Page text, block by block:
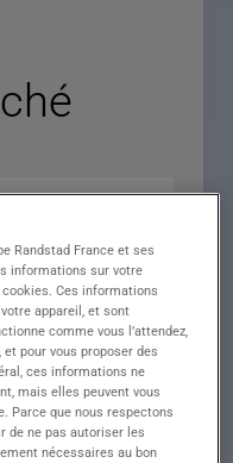
Contrat
Randstad France et ses
informations sur votre
Ces informations
appareil, et sont
comme vous l’attendez,
pour vous proposer des
ces informations ne
mais elles peuvent vous
Parce que nous respectons
de ne pas autoriser les
nécessaires au bon